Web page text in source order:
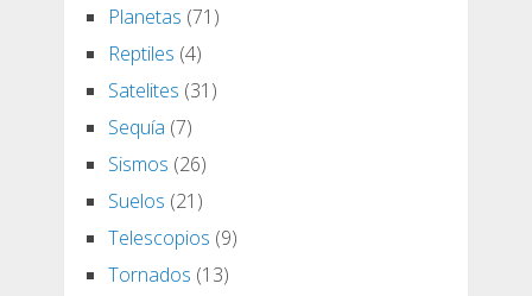
Planetas (71)
Reptiles (4)
Satelites (31)
Sequía (7)
Sismos (26)
Suelos (21)
Telescopios (9)
Tornados (13)